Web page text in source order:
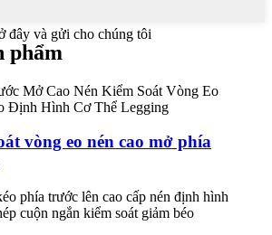
đây và gửi cho chúng tôi
phẩm
vòng eo nén cao mở phía